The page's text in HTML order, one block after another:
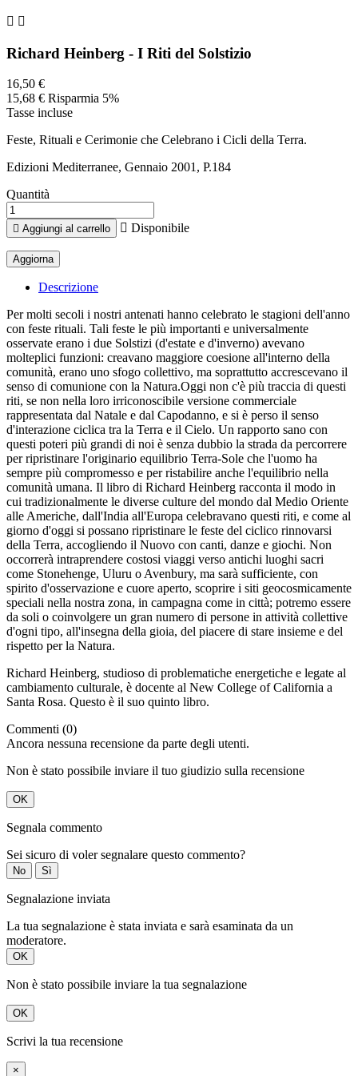
 
Richard Heinberg - I Riti del Solstizio
16,50 €
15,68 € Risparmia 5%
Tasse incluse
Feste, Rituali e Cerimonie che Celebrano i Cicli della Terra.
Edizioni Mediterranee, Gennaio 2001, P.184
Quantità
 Aggiungi al carrello  Disponibile
Descrizione
Per molti secoli i nostri antenati hanno celebrato le stagioni dell'anno
con feste rituali. Tali feste le più importanti e universalmente
osservate erano i due Solstizi (d'estate e d'inverno) avevano
molteplici funzioni: creavano maggiore coesione all'interno della
comunità, erano uno sfogo collettivo, ma soprattutto accrescevano il
senso di comunione con la Natura.Oggi non c'è più traccia di questi
riti, se non nella loro irriconoscibile versione commerciale
rappresentata dal Natale e dal Capodanno, e si è perso il senso
d'interazione ciclica tra la Terra e il Cielo. Un rapporto sano con
questi poteri più grandi di noi è senza dubbio la strada da percorrere
per ripristinare l'originario equilibrio Terra-Sole che l'uomo ha
sempre più compromesso e per ristabilire anche l'equilibrio nella
comunità umana. Il libro di Richard Heinberg racconta il modo in
cui tradizionalmente le diverse culture del mondo dal Medio Oriente
alle Americhe, dall'India all'Europa celebravano questi riti, e come al
giorno d'oggi si possano ripristinare le feste del ciclico rinnovarsi
della Terra, accogliendo il Nuovo con canti, danze e giochi. Non
occorrerà intraprendere costosi viaggi verso antichi luoghi sacri
come Stonehenge, Uluru o Avenbury, ma sarà sufficiente, con
spirito d'osservazione e cuore aperto, scoprire i siti geocosmicamente
speciali nella nostra zona, in campagna come in città; potremo essere
da soli o coinvolgere un gran numero di persone in attività collettive
d'ogni tipo, all'insegna della gioia, del piacere di stare insieme e del
rispetto per la Natura.
Richard Heinberg, studioso di problematiche energetiche e legate al
cambiamento culturale, è docente al New College of California a
Santa Rosa. Questo è il suo quinto libro.
Commenti (0)
Ancora nessuna recensione da parte degli utenti.
Non è stato possibile inviare il tuo giudizio sulla recensione
OK
Segnala commento
Sei sicuro di voler segnalare questo commento?
No Sì
Segnalazione inviata
La tua segnalazione è stata inviata e sarà esaminata da un
moderatore.
OK
Non è stato possibile inviare la tua segnalazione
OK
Scrivi la tua recensione
×